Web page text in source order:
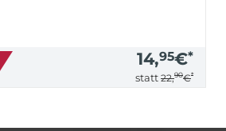
14,95€*
statt 22,90€*